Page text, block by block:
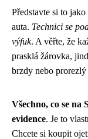
Představte si to
auta. Technici se
výfuk. A věřte, že
prasklá žárovka,
brzdy nebo
Všechno, co se
evidence. Je to
Chcete si koupit